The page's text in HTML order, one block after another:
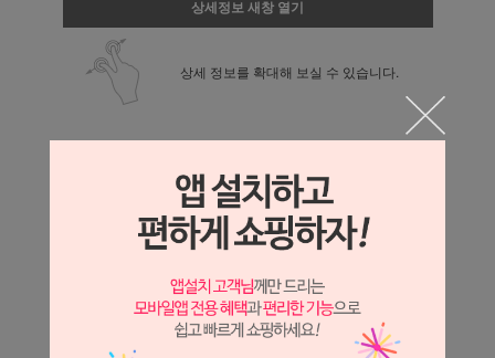
상세정보 새창 열기
상세 정보를 확대해 보실 수 있습니다.